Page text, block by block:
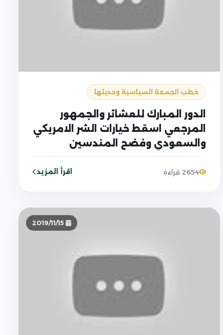
خطب الجمعة السياسية وحديثها
الدور المبارك للعشائر والجمهور
المرجعي اسقط خيارات الشر الامريكي
والسعودي وفضح المندسين
2654 قراءة اقرأ المزيد